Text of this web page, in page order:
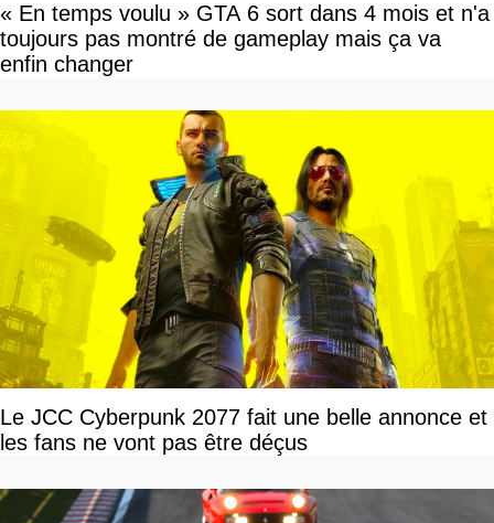
« En temps voulu » GTA 6 sort dans 4 mois et n'a
toujours pas montré de gameplay mais ça va
enfin changer
Le JCC Cyberpunk 2077 fait une belle annonce et
les fans ne vont pas être déçus